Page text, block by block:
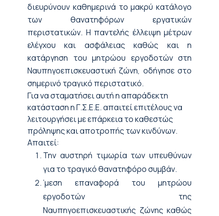
διευρύνουν καθημερινά το μακρύ κατάλογο
των θανατηφόρων εργατικών
περιστατικών. Η παντελής έλλειψη μέτρων
ελέγχου και ασφάλειας καθώς και η
κατάργηση του μητρώου εργοδοτών στη
Ναυπηγοεπισκευαστική ζώνη, οδήγησε στο
σημερινό τραγικό περιστατικό.
Για να σταματήσει αυτή η απαράδεκτη
κατάσταση η Γ.Σ.Ε.Ε. απαιτεί επιτέλους να
λειτουργήσει με επάρκεια το καθεστώς
πρόληψης και αποτροπής των κινδύνων.
Απαιτεί:
Την αυστηρή τιμωρία των υπευθύνων
για το τραγικό θανατηφόρο συμβάν.
’μεση επαναφορά του μητρώου
εργοδοτών της
Ναυπηγοεπισκευαστικής ζώνης καθώς